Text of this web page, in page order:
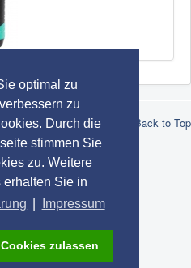
optimal zu
zu
Durch die
stimmen Sie
zu. Weitere
erhalten Sie in
Impressum
Cookies zulassen
Back to Top
-Impressum-